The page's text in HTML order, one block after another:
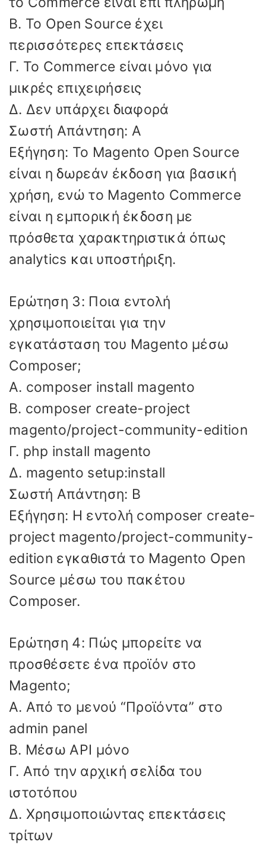
Β. Το Open Source έχει
περισσότερες επεκτάσεις
Γ. Το Commerce είναι μόνο για
μικρές επιχειρήσεις
Δ. Δεν υπάρχει διαφορά
Σωστή Απάντηση: Α
Εξήγηση: Το Magento Open Source
είναι η δωρεάν έκδοση για βασική
χρήση, ενώ το Magento Commerce
είναι η εμπορική έκδοση με
πρόσθετα χαρακτηριστικά όπως
analytics και υποστήριξη.
Ερώτηση 3: Ποια εντολή
χρησιμοποιείται για την
εγκατάσταση του Magento μέσω
Composer;
Α. composer install magento
Β. composer create-project
magento/project-community-edition
Γ. php install magento
Δ. magento setup:install
Σωστή Απάντηση: Β
Εξήγηση: Η εντολή composer create-
project magento/project-community-
edition εγκαθιστά το Magento Open
Source μέσω του πακέτου
Composer.
Ερώτηση 4: Πώς μπορείτε να
προσθέσετε ένα προϊόν στο
Magento;
Α. Από το μενού “Προϊόντα” στο
admin panel
Β. Μέσω API μόνο
Γ. Από την αρχική σελίδα του
ιστοτόπου
Δ. Χρησιμοποιώντας επεκτάσεις
τρίτων